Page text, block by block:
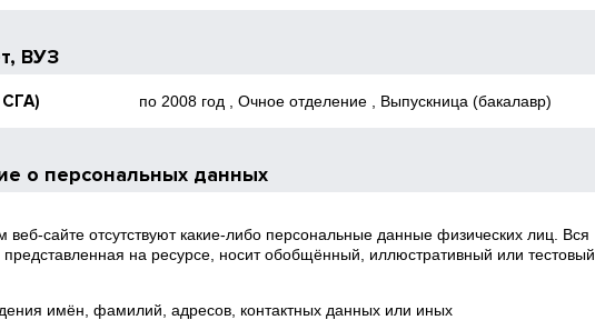
ВУЗ
по 2008 год , Очное отделение , Выпускница (бакалавр)
о персональных данных
отсутствуют какие‑либо персональные данные физических лиц. Вся
на ресурсе, носит обобщённый, иллюстративный или тестовый
имён, фамилий, адресов, контактных данных или иных